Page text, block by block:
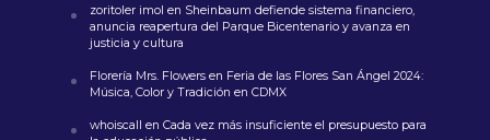
zoritoler imol en Sheinbaum defiende sistema financiero,
anuncia reapertura del Parque Bicentenario y avanza en
justicia y cultura
Florería Mrs. Flowersen Feria de las Flores San Ángel 2024:
Música, Color y Tradición en CDMX
whoiscall en Cada vez más insuficiente el presupuesto para